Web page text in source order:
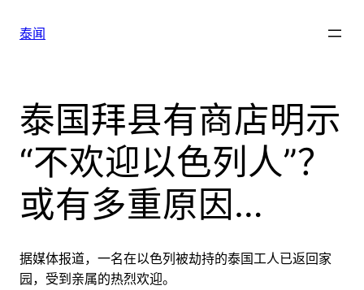
泰闻
泰国拜县有商店明示
“不欢迎以色列人”？
或有多重原因…
据媒体报道，一名在以色列被劫持的泰国工人已返回家
园，受到亲属的热烈欢迎。